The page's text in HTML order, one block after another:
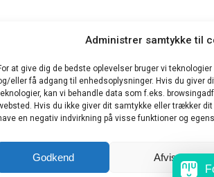
Administrer samtykke til
at give dig de bedste oplevelser bruger vi
eller få adgang til enhedsoplysninger. Hvis du giver
kan vi behandle data som f.eks.
Hvis du ikke giver dit samtykke eller trækker
en negativ indvirkning på visse funktioner og
Godkend Afvis
|kontakt@vedbækkulturhus.dk